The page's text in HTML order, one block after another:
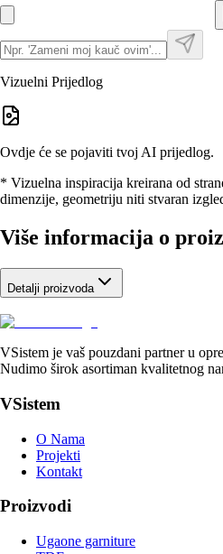
Vizuelni Prijedlog
Ovdje će se pojaviti tvoj AI prijedlog.
* Vizuelna inspiracija kreirana od
dimenzije, geometriju niti stvaran
Više informacija o
Detalji proizvoda
VSistem je vaš pouzdani partner u
Nudimo širok asortiman kvalitetnog
VSistem
O Nama
Projekti
Kontakt
Proizvodi
Ugaone garniture